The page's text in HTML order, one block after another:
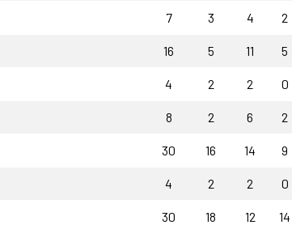
7 3 4 2
16 5 11 5
4 2 2 0
8 2 6 2
30 16 14 9
4 2 2 0
30 18 12 14